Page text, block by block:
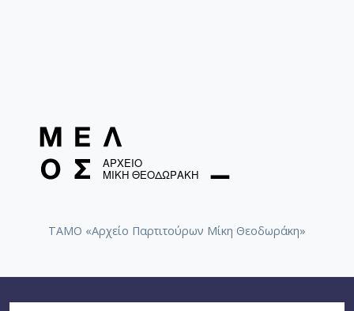
ΤΑΜΟ «Αρχείο Παρτιτούρων Μίκη Θεοδωράκη»